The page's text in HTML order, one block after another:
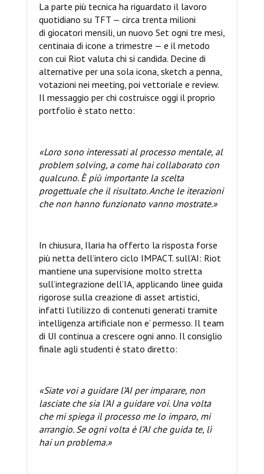
La parte più tecnica ha riguardato il lavoro
quotidiano su TFT — circa trenta milioni
di giocatori mensili, un nuovo Set ogni tre mesi,
centinaia di icone a trimestre — e il metodo
con cui Riot valuta chi si candida. Decine di
alternative per una sola icona, sketch a penna,
votazioni nei meeting, poi vettoriale e review.
Il messaggio per chi costruisce oggi il proprio
portfolio è stato netto:
«Loro sono interessati al processo mentale, al
problem solving, a come hai collaborato con
qualcuno. È più importante la scelta
progettuale che il risultato. Anche le iterazioni
che non hanno funzionato vanno mostrate.»
In chiusura, Ilaria ha offerto la risposta forse
più netta dell’intero ciclo IMPACT. sull’AI: Riot
mantiene una supervisione molto stretta
sull’integrazione dell’IA, applicando linee guida
rigorose sulla creazione di asset artistici,
infatti l’utilizzo di contenuti generati tramite
intelligenza artificiale non e’ permesso. Il team
di UI continua a crescere ogni anno. Il consiglio
finale agli studenti è stato diretto:
«Siate voi a guidare l’AI per imparare, non
lasciate che sia l’AI a guidare voi. Una volta
che mi spiega il processo me lo imparo, mi
arrangio. Se ogni volta è l’AI che guida te, lì
hai un problema.»